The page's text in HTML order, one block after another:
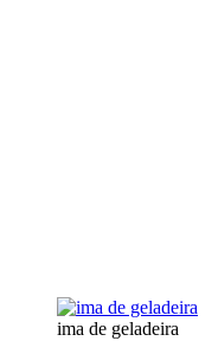
ima de geladeira